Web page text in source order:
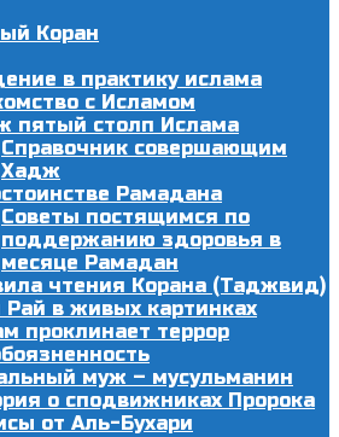
Коран
в практику ислама
с Исламом
пятый столп Ислама
Справочник совершающим
Хадж
Рамадана
Советы постящимся по
поддержанию здоровья в
месяце Рамадан
чтения Корана (Таджвид)
Рай в живых картинках
проклинает террор
муж – мусульманин
о сподвижниках Пророка
от Аль-Бухари